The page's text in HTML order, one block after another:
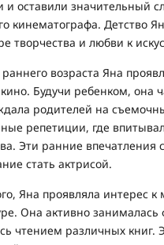
и оставили значительный
кинематографа. Детство
творчества и любви к
возраста Яна
Будучи ребенком, она
родителей на
репетиции, где
Эти ранние
стать актрисой.
Яна проявляла интерес к
Она активно занималась
чтением различных книг.